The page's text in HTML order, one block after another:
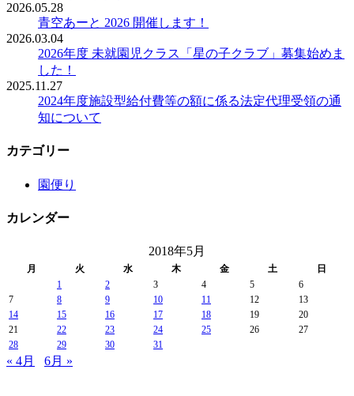
2026.05.28
青空あーと 2026 開催します！
2026.03.04
2026年度 未就園児クラス「星の子クラブ」募集始めま
した！
2025.11.27
2024年度施設型給付費等の額に係る法定代理受領の通
知について
カテゴリー
園便り
カレンダー
2018年5月
月 火 水 木 金 土
日
1
2 3 4 5
6
7
8 9 10 11 12
13
14
15 16 17 18 19
20
21
22 23 24 25 26
27
28
29 30 31
« 4月 6月 »